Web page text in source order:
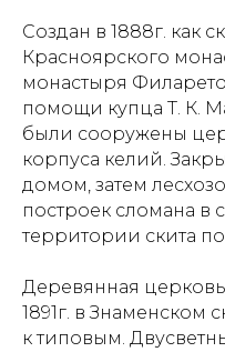
Создан в 1888г. как
Красноярского
монастыря
помощи купца Т. К.
были сооружены
корпуса келий.
домом, затем
построек сломана в
территории скита
Деревянная
1891г. в Знаменском
к типовым.